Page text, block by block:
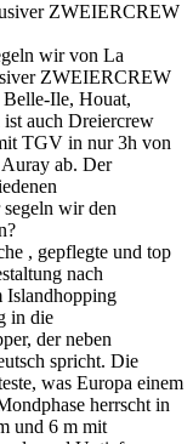
ZWEIERCREW
wir von La
ZWEIERCREW
Belle-Ile, Houat,
auch Dreiercrew
TGV in nur 3h von
ab. Der
wir den
, gepflegte und top
nach
Islandhopping
in die
der neben
spricht. Die
was Europa einem
herrscht in
und 6 m mit